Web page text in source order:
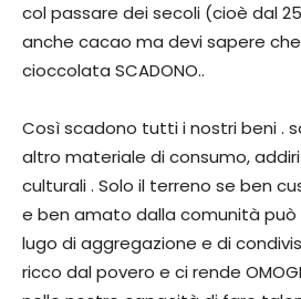
col passare dei secoli (cioè dal
anche cacao ma devi sapere
cioccolata SCADONO..
Così scadono tutti i nostri beni .
altro materiale di consumo,
culturali . Solo il terreno se ben
e ben amato dalla comunità
lugo di aggregazione e di
ricco dal povero e ci rende